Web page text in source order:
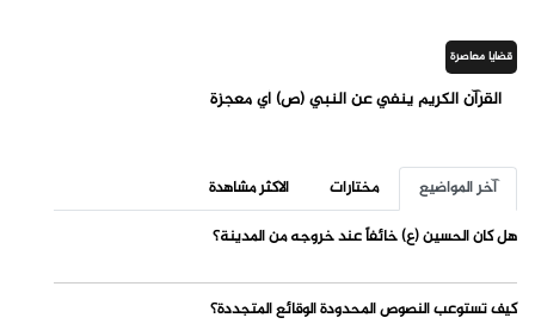
قضايا معاصرة
القرآن الكريم ينفي عن النبي (ص) أي معجزة
آخر المواضيع مختارات
الاكثر مشاهدة
هل كان الحسين (ع) خائفاً عند خروجه من المدينة؟
كيف تستوعب النصوص المحدودة الوقائع المتجددة؟